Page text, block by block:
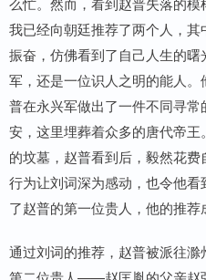
我已经向朝廷推荐了两个人，
振奋，仿佛看到了自己人生的
军，还是一位识人之明的能人
普在永兴军做出了一件不同寻
安，这里埋葬着众多的唐代帝
的坟墓，赵普看到后，毅然花
行为让刘词深为感动，也令他
了赵普的第一位贵人，他的推荐
通过刘词的推荐，赵普被派往